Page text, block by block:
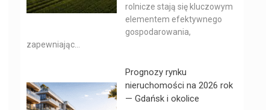
rolnicze stają się kluczowym
elementem efektywnego
gospodarowania,
zapewniając...
Prognozy rynku
nieruchomości na 2026 rok
— Gdańsk i okolice